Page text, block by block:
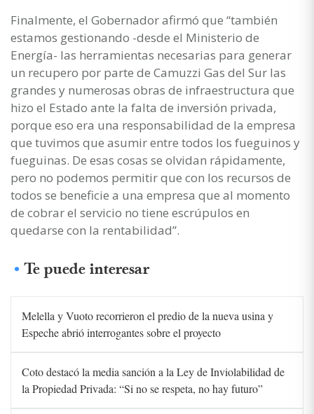
Finalmente, el Gobernador afirmó que “también
estamos gestionando -desde el Ministerio de
Energía- las herramientas necesarias para generar
un recupero por parte de Camuzzi Gas del Sur las
grandes y numerosas obras de infraestructura que
hizo el Estado ante la falta de inversión privada,
porque eso era una responsabilidad de la empresa
que tuvimos que asumir entre todos los fueguinos y
fueguinas. De esas cosas se olvidan rápidamente,
pero no podemos permitir que con los recursos de
todos se beneficie a una empresa que al momento
de cobrar el servicio no tiene escrúpulos en
quedarse con la rentabilidad”.
Te puede interesar
Melella y Vuoto recorrieron el predio de la nueva usina y
Espeche abrió interrogantes sobre el proyecto
Coto destacó la media sanción a la Ley de Inviolabilidad de
la Propiedad Privada: “Si no se respeta, no hay futuro”